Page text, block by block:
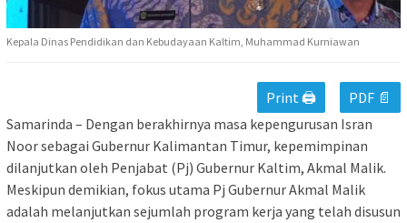
Kepala Dinas Pendidikan dan Kebudayaan Kaltim, Muhammad Kurniawan
Print 🖨
PDF 📄
Samarinda – Dengan berakhirnya masa kepengurusan Isran
Noor sebagai Gubernur Kalimantan Timur, kepemimpinan
dilanjutkan oleh Penjabat (Pj) Gubernur Kaltim, Akmal Malik.
Meskipun demikian, fokus utama Pj Gubernur Akmal Malik
adalah melanjutkan sejumlah program kerja yang telah disusun